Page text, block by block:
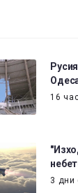
16
3 дни